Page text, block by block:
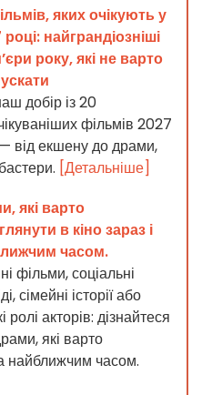
яких очікують у
найграндіозніші
року, які не варто
добір із 20
фільмів 2027
від екшену до драми,
[Детальніше]
які варто
в кіно зараз і
часом.
фільми, соціальні
сімейні історії або
ролі акторів: дізнайтеся
які варто
найближчим часом.